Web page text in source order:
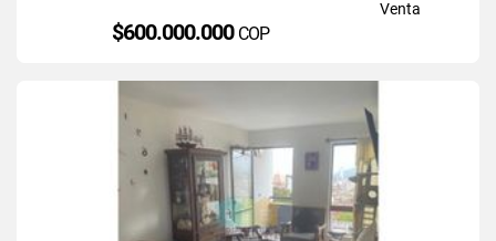
Venta
$600.000.000 COP